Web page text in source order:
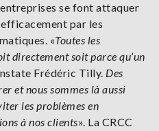
se font attaquer
par les
«Toutes les
directement soit parce qu’un
Frédéric Tilly. Des
et nous sommes là aussi
les problèmes en
à nos clients». La CRCC